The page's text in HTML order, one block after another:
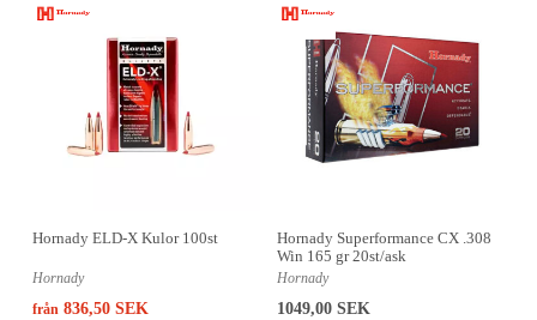
Hornady ELD-X Kulor 100st
Hornady
från 836,50 SEK
Hornady Superformance CX .308
Win 165 gr 20st/ask
Hornady
1049,00 SEK